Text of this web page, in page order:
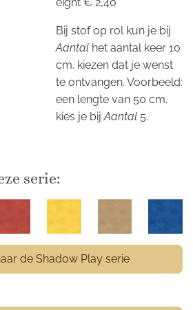
Bij stof op rol kun je bij
Aantal het aantal keer 10
cm. kiezen dat je wenst
te ontvangen. Voorbeeld:
een lengte van 50 cm.
kies je bijAantal 5.
serie:
de Shadow Play serie